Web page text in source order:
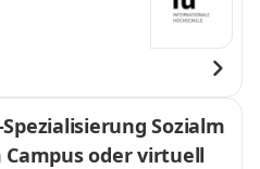
Sozialm
oder virtuell